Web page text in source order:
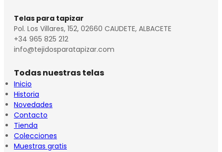
Telas para tapizar
Pol. Los Villares, 152, 02660 CAUDETE, ALBACETE
+34 965 825 212
info@tejidosparatapizar.com
Todas nuestras telas
Inicio
Historia
Novedades
Contacto
Tienda
Colecciones
Muestras gratis